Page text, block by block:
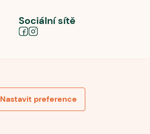
Nastavit preference
Sociální sítě